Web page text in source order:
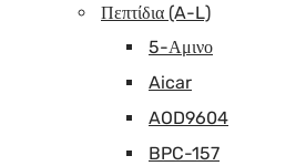
Πεπτίδια (A-L)
5-Αμινο
Aicar
AOD9604
BPC-157